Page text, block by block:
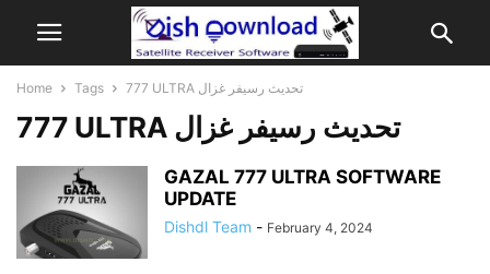
Home Tags 777 ULTRA تحديث رسيفر غزال
777 ULTRA تحديث رسيفر غزال
GAZAL 777 ULTRA SOFTWARE
UPDATE
Dishdl Team - February 4, 2024